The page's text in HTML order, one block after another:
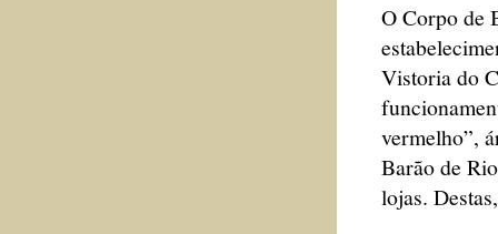
O Corpo de
Vistoria do
vermelho”,
Barão de
lojas.